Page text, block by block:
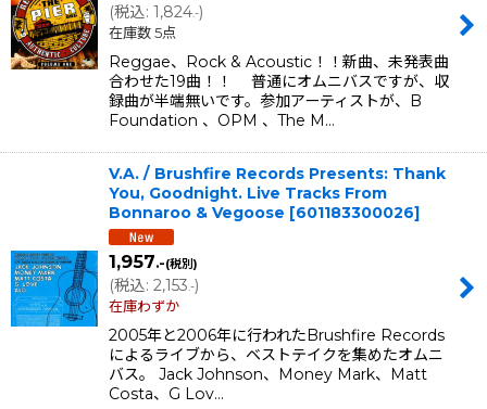
(税込: 1,824.-)
在庫数 5点
Reggae、Rock & Acoustic！！新曲、未発表曲
合わせた19曲！！ 普通にオムニバスですが、収
録曲が半端無いです。参加アーティストが、B
Foundation 、OPM 、The M…
V.A. / Brushfire Records Presents: Thank
You, Goodnight. Live Tracks From
Bonnaroo & Vegoose [601183300026]
1,957.-(税別)
(税込: 2,153.-)
在庫わずか
2005年と2006年に行われたBrushfire Records
によるライブから、ベストテイクを集めたオムニ
バス。 Jack Johnson、Money Mark、Matt
Costa、G Lov…